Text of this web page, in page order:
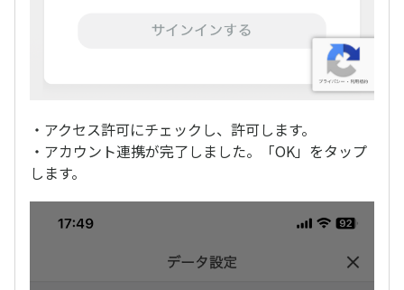
・アクセス許可にチェックし、許可します。
・アカウント連携が完了しました。「OK」をタップ
します。